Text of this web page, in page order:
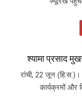
श्यामा प्रसाद
रांची, 22 जून
कार्यक्रमों और